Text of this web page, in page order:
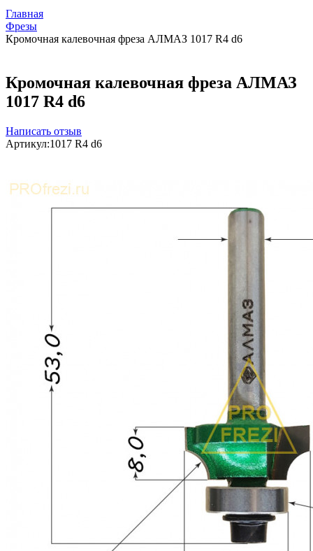
Главная
Фрезы
Кромочная калевочная фреза АЛМАЗ 1017 R4 d6
Кромочная калевочная фреза АЛМАЗ
1017 R4 d6
Написать отзыв
Артикул:1017 R4 d6